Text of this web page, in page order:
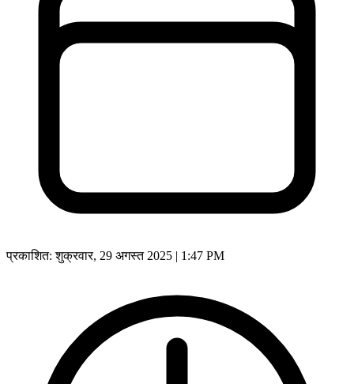
प्रकाशित:शुक्रवार, 29 अगस्त 2025 | 1:47 PM